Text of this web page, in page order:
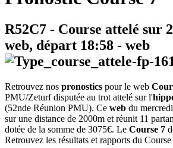
R52C7 - Course attelé sur
web, départ 18:58 - web
Retrouvez nos pronostics pour le web
PMU/Zeturf disputée au trot attelé sur l'
(52nde Réunion PMU). Ce web du
sur une distance de 2000m et réunit 11
dotée de la somme de 3075€. Le Course 7
Retrouvez les résultats et rapports du